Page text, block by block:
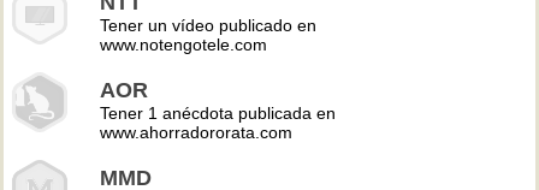
Tener un vídeo publicado en
www.notengotele.com
AOR
Tener 1 anécdota publicada en
www.ahorradororata.com
MMD